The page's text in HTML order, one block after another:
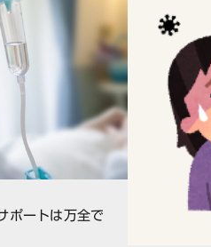
ポートは万全で